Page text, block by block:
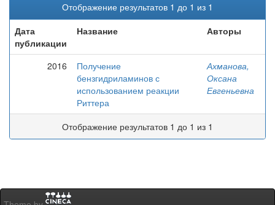
Отображение результатов 1 до 1 из 1
Дата
публикации
Название Авторы
2016
Получение
бензгидриламинов с
использованием реакции
Риттера
Ахманова,
Оксана
Евгеньевна
Отображение результатов 1 до 1 из 1